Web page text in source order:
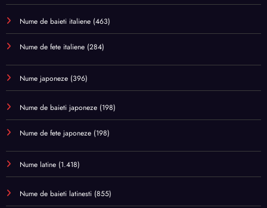
Nume de baieti italiene (463)
Nume de fete italiene (284)
Nume japoneze (396)
Nume de baieti japoneze (198)
Nume de fete japoneze (198)
Nume latine (1.418)
Nume de baieti latinesti (855)